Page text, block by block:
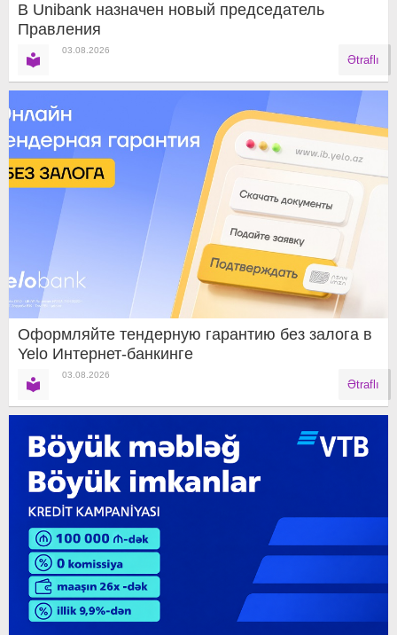
В Unibank назначен новый председатель
Правления
03.08.2026
Ətraflı
Оформляйте тендерную гарантию без залога в
Yelo Интернет-банкинге
03.08.2026
Ətraflı